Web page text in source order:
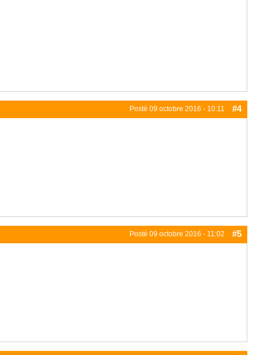
Posté 09 octobre 2016 - 10:11 #4
Posté 09 octobre 2016 - 11:02 #5